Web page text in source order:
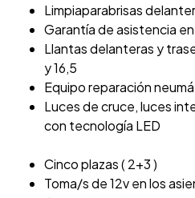
Limpiaparabrisas
Garantía de asistencia
Llantas delanteras y
y 16,5
Equipo reparación
Luces de cruce, luces
con tecnología LED
Cinco plazas ( 2+3 )
Toma/s de 12v en los